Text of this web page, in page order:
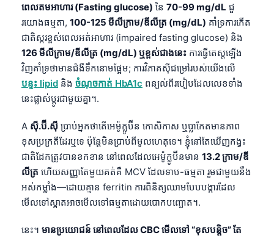
ពេលតមអាហារ (Fasting glucose) នៃ 70-99 mg/dL ជួ
រយោងធម្មតា, 100-125 មីលីក្រាម/ឌីលីត្រ (mg/dL) គាំទ្រការកើត
ជាតិស្ករខ្ពស់ពេលអត់អាហារ (impaired fasting glucose) និង
126 មីលីក្រាម/ឌីលីត្រ (mg/dL) ឬខ្ពស់ជាងនេះ ការធ្វើតេស្តឡើង
វិញគាំទ្រថាមានជំងឺទឹកនោមផ្អែម; ការវិភាគស៊ីជម្រៅរបស់យើងលើ
បន្ទះ lipid និង ចំណុចកាត់ HbA1c ពន្យល់ពីរបៀបដែលលេខទាំង
នេះផ្លាស់ប្តូរជាមួយគ្នា។.
A ស៊ី.ប៊ី.ស៊ី ប្រាប់អ្នកថាតើអេម៉ូក្លូប៊ីន កោសិកាស ឬប្លាកែតមានភាព
ខុសប្រក្រតីដែរឬទេ ប៉ុន្តែមិនប្រាប់ពីមូលហេតុទេ។ ខ្ញុំនៅតែឃើញកង្វះ
ជាតិដែកត្រូវបានខកខាន នៅពេលដែលអេម៉ូក្លូប៊ីនមាន 13.2 ក្រាម/ឌី
លីត្រ ហើយសញ្ញាតែមួយគត់គឺ MCV ដែលទាប-ធម្មតា រួមជាមួយនឹង
អស់កម្លាំង—ដោយគ្មាន ferritin ការពិនិត្យឈាមបែបបង្ការដែល
មើលទៅស្អាតអាចមើលទៅធម្មតាដោយបោកបញ្ឆោត។.
នេះ។ មានប្រយោជន៍ នៅពេលដែល CBC មើលទៅ “ខុសបន្តិច” តែ